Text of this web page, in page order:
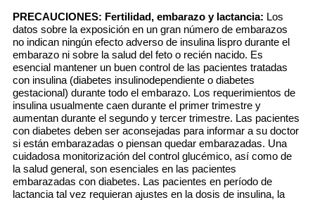
PRECAUCIONES: Fertilidad, embarazo y lactancia: Los
datos sobre la exposición en un gran número de embarazos
no indican ningún efecto adverso de insulina lispro durante el
embarazo ni sobre la salud del feto o recién nacido. Es
esencial mantener un buen control de las pacientes tratadas
con insulina (diabetes insulinodependiente o diabetes
gestacional) durante todo el embarazo. Los requerimientos de
insulina usualmente caen durante el primer trimestre y
aumentan durante el segundo y tercer trimestre. Las pacientes
con diabetes deben ser aconsejadas para informar a su doctor
si están embarazadas o piensan quedar embarazadas. Una
cuidadosa monitorización del control glucémico, así como de
la salud general, son esenciales en las pacientes
embarazadas con diabetes. Las pacientes en período de
lactancia tal vez requieran ajustes en la dosis de insulina, la